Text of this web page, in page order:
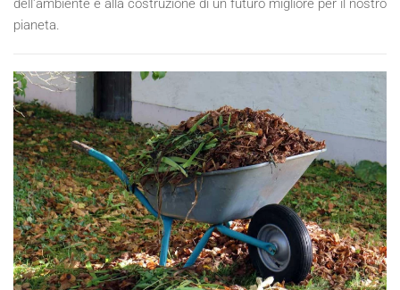
dell'ambiente e alla costruzione di un futuro migliore per il nostro
pianeta.